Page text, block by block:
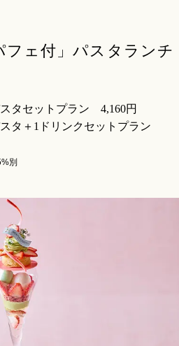
フェ付」パスタランチ
タセットプラン 4,160円
タ＋1ドリンクセットプラン
別